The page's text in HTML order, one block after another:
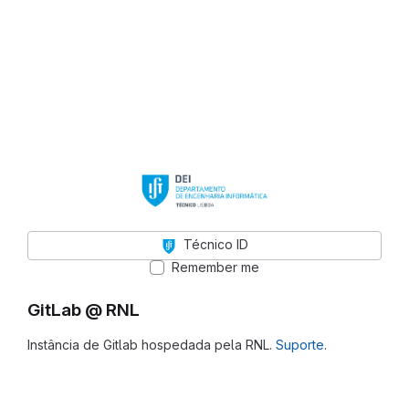
GitLab @ RNL
Instância de Gitlab hospedada pela RNL. Suporte.
Técnico ID
Remember me